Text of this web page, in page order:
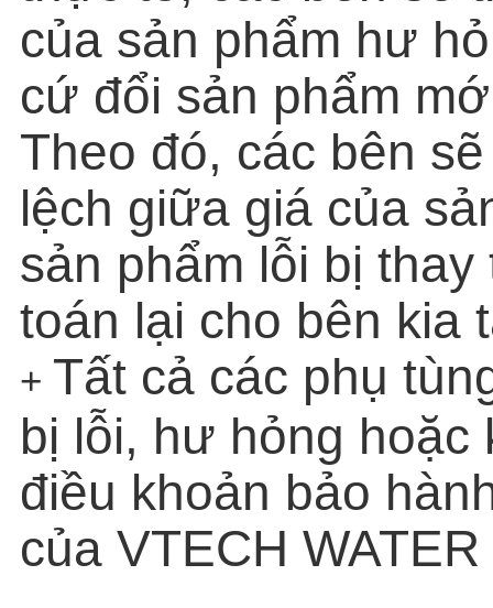
của sản phẩm hư
cứ đổi sản phẩm
Theo đó, các bên
lệch giữa giá của
sản phẩm lỗi bị
toán lại cho bên kia
+ Tất cả các phụ
bị lỗi, hư hỏng hoặc
điều khoản bảo
của VTECH